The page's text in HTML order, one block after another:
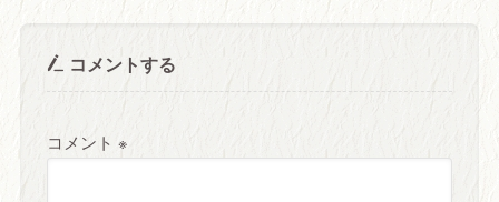
コメントする
コメント※